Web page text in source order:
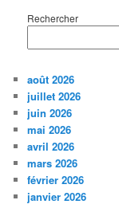
Rechercher
août 2026
juillet 2026
juin 2026
mai 2026
avril 2026
mars 2026
février 2026
janvier 2026